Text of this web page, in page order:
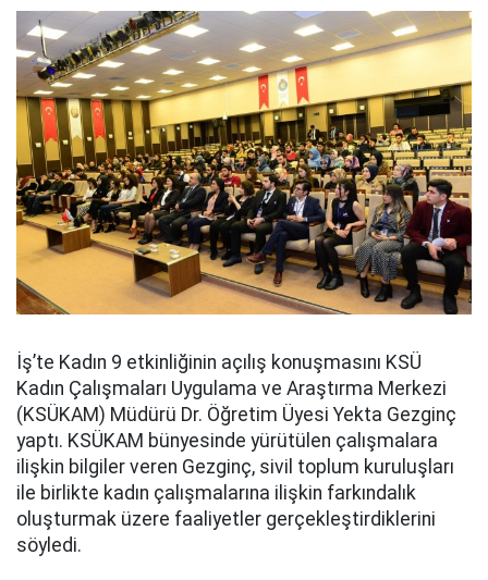
İş’te Kadın 9 etkinliğinin açılış konuşmasını KSÜ
Kadın Çalışmaları Uygulama ve Araştırma Merkezi
(KSÜKAM) Müdürü Dr. Öğretim Üyesi Yekta Gezginç
yaptı. KSÜKAM bünyesinde yürütülen çalışmalara
ilişkin bilgiler veren Gezginç, sivil toplum kuruluşları
ile birlikte kadın çalışmalarına ilişkin farkındalık
oluşturmak üzere faaliyetler gerçekleştirdiklerini
söyledi.